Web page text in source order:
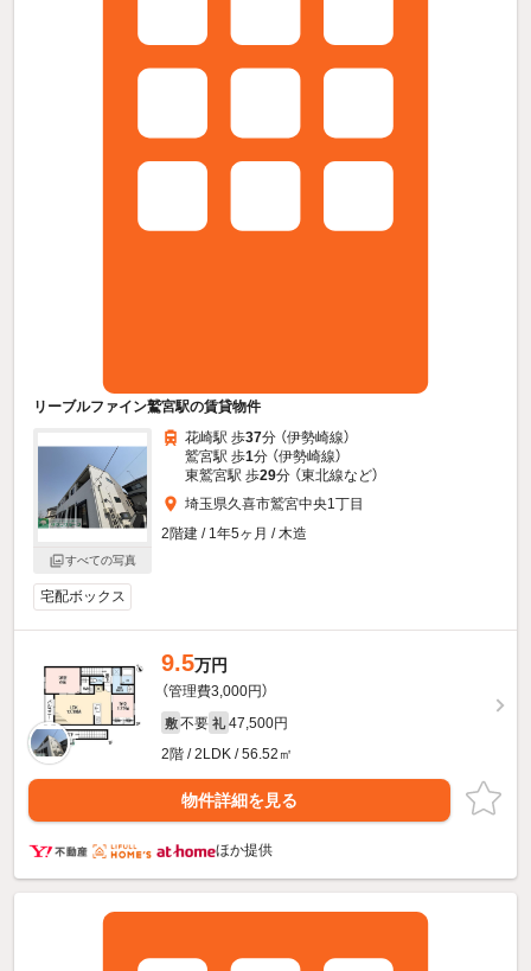
リーブルファイン鷲宮駅の賃貸物件
すべての写真
花崎駅 歩37分 （伊勢崎線）
鷲宮駅 歩1分 （伊勢崎線）
東鷲宮駅 歩29分 （東北線など）
埼玉県久喜市鷲宮中央1丁目
2階建 / 1年5ヶ月 / 木造
宅配ボックス
9.5万円
（管理費3,000円）
敷 不要 礼 47,500円
2階 / 2LDK / 56.52㎡
物件詳細を見る
ほか提供